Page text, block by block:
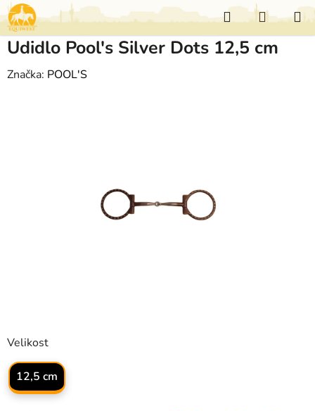
Přejít
na
obsah
Hledat
KOŠÍK
Velikost
12,5 cm
Udidlo Pool's Silver Dots 12,5 cm
Značka: POOL'S